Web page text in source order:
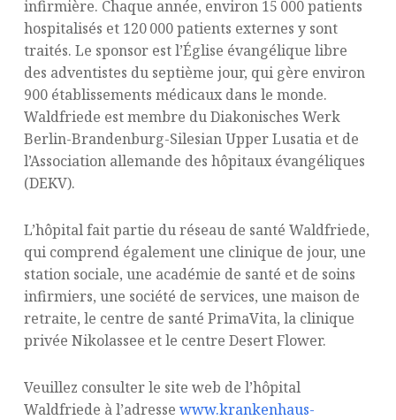
infirmière. Chaque année, environ 15 000 patients
hospitalisés et 120 000 patients externes y sont
traités. Le sponsor est l’Église évangélique libre
des adventistes du septième jour, qui gère environ
900 établissements médicaux dans le monde.
Waldfriede est membre du Diakonisches Werk
Berlin-Brandenburg-Silesian Upper Lusatia et de
l’Association allemande des hôpitaux évangéliques
(DEKV).
L’hôpital fait partie du réseau de santé Waldfriede,
qui comprend également une clinique de jour, une
station sociale, une académie de santé et de soins
infirmiers, une société de services, une maison de
retraite, le centre de santé PrimaVita, la clinique
privée Nikolassee et le centre Desert Flower.
Veuillez consulter le site web de l’hôpital
Waldfriede à l’adresse www.krankenhaus-